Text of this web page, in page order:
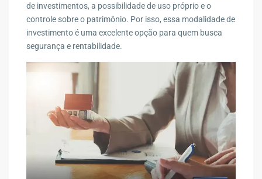
de investimentos, a possibilidade de uso próprio e o
controle sobre o patrimônio. Por isso, essa modalidade de
investimento é uma excelente opção para quem busca
segurança e rentabilidade.